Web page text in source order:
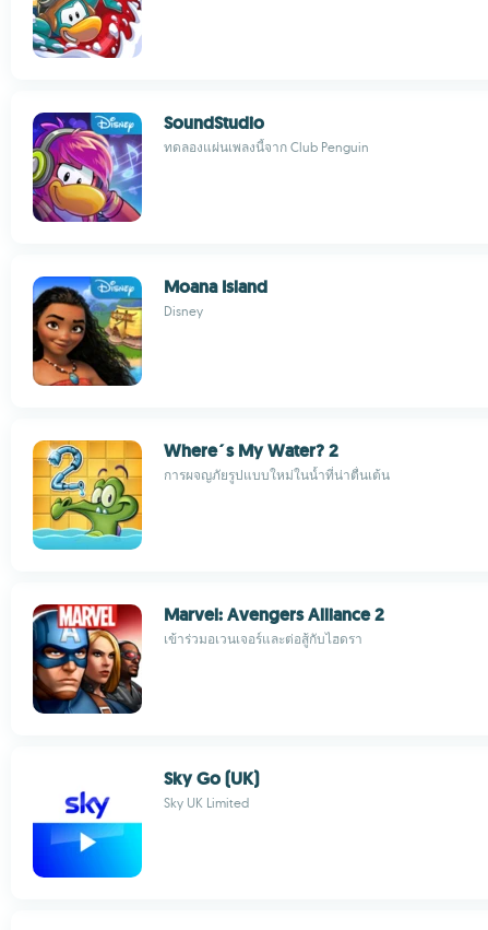
SoundStudio
ทดลองแผ่นเพลงนี้จาก Club Penguin
Moana Island
Disney
Where´s My Water? 2
การผจญภัยรูปแบบใหม่ในน้ำที่น่าตื่นเต้น
Marvel: Avengers Alliance 2
เข้าร่วมอเวนเจอร์และต่อสู้กับไฮดรา
Sky Go (UK)
Sky UK Limited